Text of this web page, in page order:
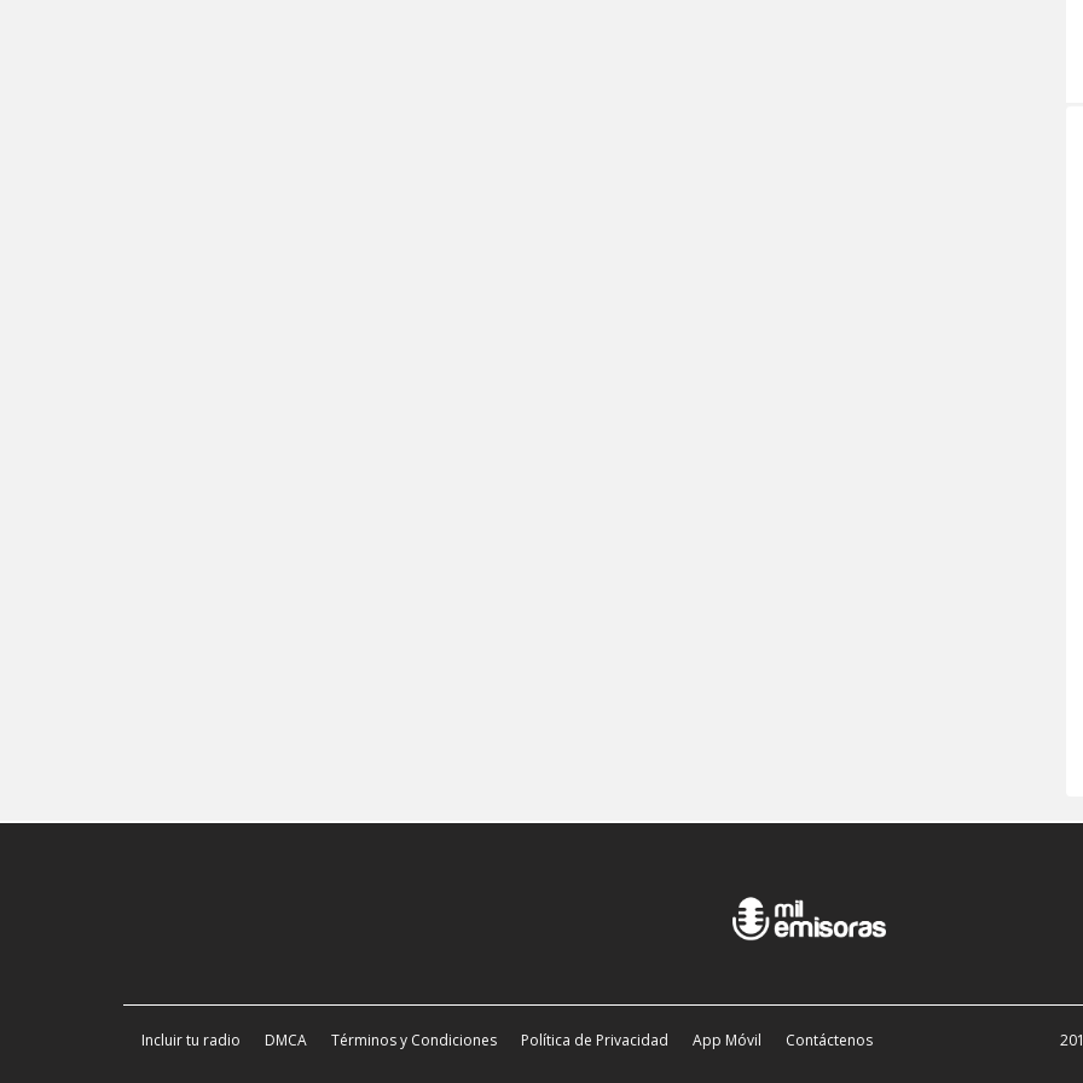
Incluir tu radio DMCA Términos y Condiciones Política de Privacidad App Móvil Contáctenos